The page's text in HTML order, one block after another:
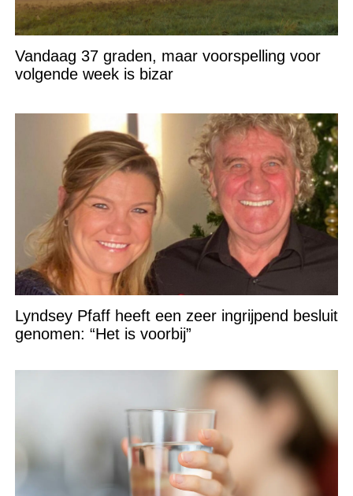
Vandaag 37 graden, maar voorspelling voor
volgende week is bizar
Lyndsey Pfaff heeft een zeer ingrijpend besluit
genomen: “Het is voorbij”